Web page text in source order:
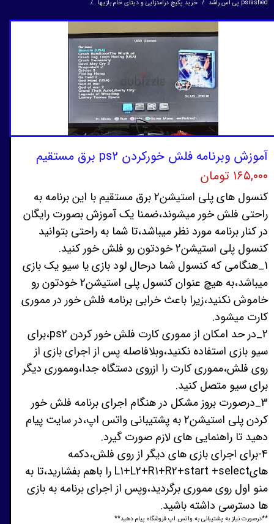
psrashed پی اس راشد خرید پکیج درآمدزایی و دیتای خام بازیها
آموزش وبرنامه فلش خورکردن ps2 برق مستقیم
۱۶۵,۰۰۰ تومان
کنسول های پلی استیشن2 برق مستقیم با این برنامه به
راحتی فلش خور میشوند،ضمنا یک آموزش بصورت رایگان
در کنار برنامه مورد نظر میباشد،تا شما به راحتی بتوانید
کنسول پلی استیشن2 خودتون رو فلش خور کنید.
1_هنگامی که کنسول شما درحال لود بازی یا سیو یک بازی
میباشد،به هیچ عنوان کنسول پلی استیشن2 خودتون رو
خاموش نکنید،زیرا باعث خرابی برنامه فلش خور در مموری
کارت میشود.
2_در حد امکان از مموری کارت فلش خور کردن ps2،برای
سیو بازی استفاده نکنید،وبلافاصله پس از اجرای بازی از
روی فلش،مموری کارت را ازروی دستگاه جدا،ومموری دیگر
برای سیو متصل کنید.
3_درصورت بروز مشکل در هنگام اجرای برنامه فلش خور
کردن پلی استیشن2 به پشتیبانی واتس اپ،در سایت پیام
دهید تا راهنمایی های لازم صورت گیرد.
4-برای اجرای بازی های دیگر از روی فلش،دکمه
هایL1+L2+R1+R2+start +select را باهم بفشارید،تا به
منو اول روی مموری برگردید،وپس از اجرای برنامه به بازی
ها دسترسی داشته باشید.
**درصورت نیاز به پشتیبانی به واتس اپ فروشگاه پیام دهید**